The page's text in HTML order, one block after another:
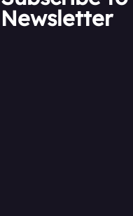
Newsletter